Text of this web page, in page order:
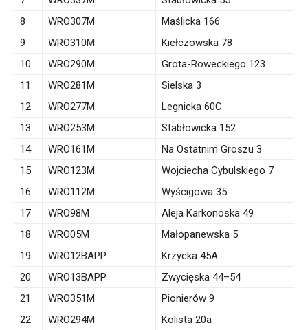
8
WRO307M
Maślicka 166
9
WRO310M
Kiełczowska 78
10
WRO290M
Grota-Roweckiego 123
11
WRO281M
Sielska 3
12
WRO277M
Legnicka 60C
13
WRO253M
Stabłowicka 152
14
WRO161M
Na Ostatnim Groszu 3
15
WRO123M
Wojciecha Cybulskiego 7
16
WRO112M
Wyścigowa 35
17
WRO98M
Aleja Karkonoska 49
18
WRO05M
Małopanewska 5
19
WRO12BAPP
Krzycka 45A
20
WRO13BAPP
Zwycięska 44–54
21
WRO351M
Pionierów 9
22
WRO294M
Kolista 20a